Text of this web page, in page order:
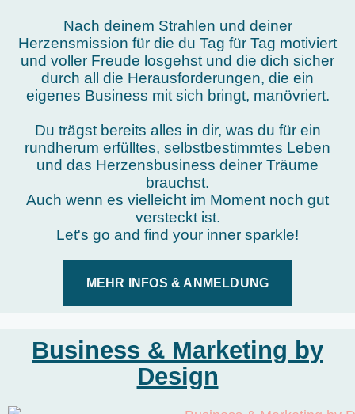
Nach deinem Strahlen und deiner
Herzensmission für die du Tag für Tag motiviert
und voller Freude losgehst und die dich sicher
durch all die Herausforderungen, die ein
eigenes Business mit sich bringt, manövriert.
Du trägst bereits alles in dir, was du für ein
rundherum erfülltes, selbstbestimmtes Leben
und das Herzensbusiness deiner Träume
brauchst.
Auch wenn es vielleicht im Moment noch gut
versteckt ist.
Let's go and find your inner sparkle!
MEHR INFOS & ANMELDUNG
Business & Marketing by
Design